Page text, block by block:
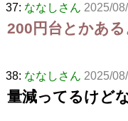
37: ななしさん 2025/
200円台とかあ
38: ななしさん 2025/
量減ってるけど